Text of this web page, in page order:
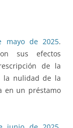
mayo de 2025.
sus efectos
de la
la nulidad de la
en un préstamo